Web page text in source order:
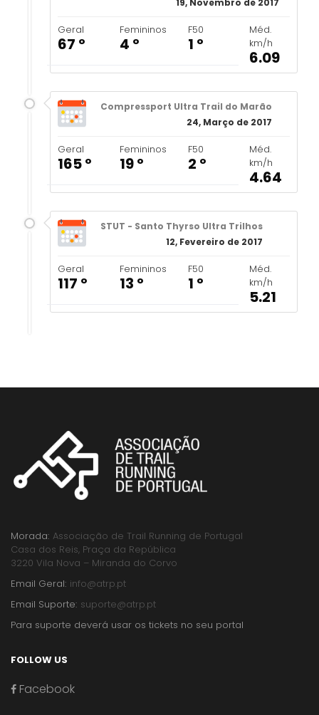
19, Novembro de 2017
Geral
67 º
Femininos
4 º
F50
1 º
Méd.
km/h
6.09
Compressport Ultra Trail do Marão
24, Março de 2017
Geral
165 º
Femininos
19 º
F50
2 º
Méd.
km/h
4.64
STUT - Santo Thyrso Ultra Trilhos
12, Fevereiro de 2017
Geral
117 º
Femininos
13 º
F50
1 º
Méd.
km/h
5.21
Morada: Associação de Trail Running de Portugal
Casa dos Reis, Praça da República
3220 Vila Nova – Miranda do Corvo
Email Geral: info@atrp.pt
Email Suporte: suporte@atrp.pt
Para suporte deverá usar os tickets no seu portal
FOLLOW US
Facebook